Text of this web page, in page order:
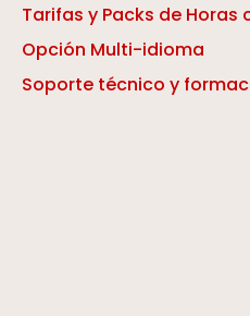
Tarifas y Packs de Horas
Opción Multi-idioma
Soporte técnico y